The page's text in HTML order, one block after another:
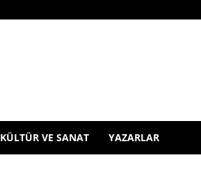
KÜLTÜR VE SANAT YAZARLAR